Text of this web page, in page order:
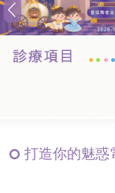
打造你的魅惑